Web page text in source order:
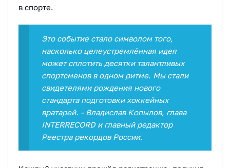
в спорте.
Это событие стало символом того,
насколько целеустремлённая идея
может сплотить десятки талантливых
спортсменов в одном ритме. Мы стали
свидетелями рождения нового
стандарта подготовки хоккейных
вратарей. - Владислав Копылов, глава
INTERRECORD и главный редактор
Реестра рекордов России.